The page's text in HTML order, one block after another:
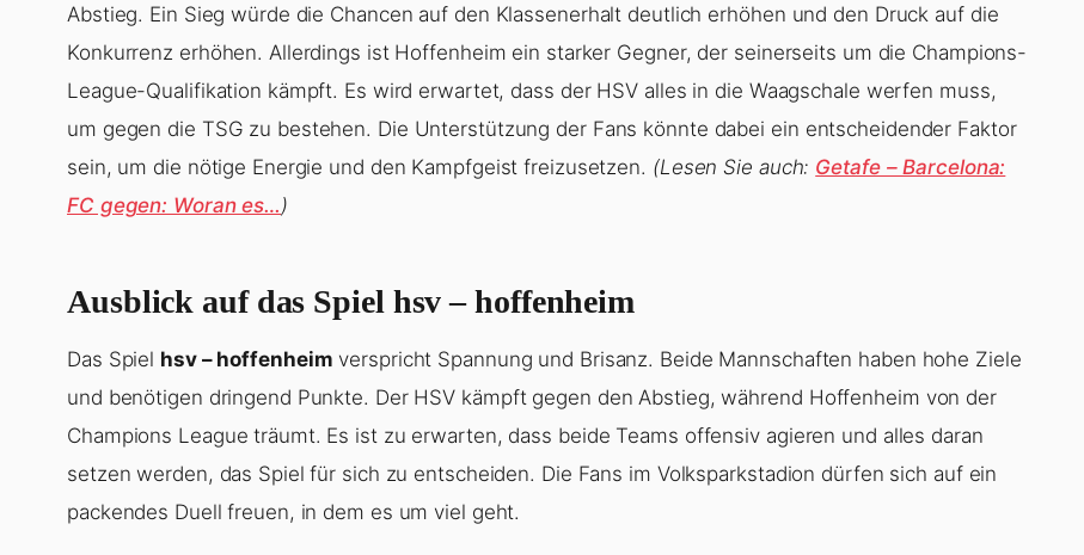
Abstieg. Ein Sieg würde die Chancen auf den Klassenerhalt deutlich erhöhen und den Druck auf die
Konkurrenz erhöhen. Allerdings ist Hoffenheim ein starker Gegner, der seinerseits um die Champions-
League-Qualifikation kämpft. Es wird erwartet, dass der HSV alles in die Waagschale werfen muss,
um gegen die TSG zu bestehen. Die Unterstützung der Fans könnte dabei ein entscheidender Faktor
sein, um die nötige Energie und den Kampfgeist freizusetzen. (Lesen Sie auch: Getafe – Barcelona:
FC gegen: Woran es… )
Ausblick auf das Spiel hsv – hoffenheim
Das Spiel hsv – hoffenheim verspricht Spannung und Brisanz. Beide Mannschaften haben hohe Ziele
und benötigen dringend Punkte. Der HSV kämpft gegen den Abstieg, während Hoffenheim von der
Champions League träumt. Es ist zu erwarten, dass beide Teams offensiv agieren und alles daran
setzen werden, das Spiel für sich zu entscheiden. Die Fans im Volksparkstadion dürfen sich auf ein
packendes Duell freuen, in dem es um viel geht.